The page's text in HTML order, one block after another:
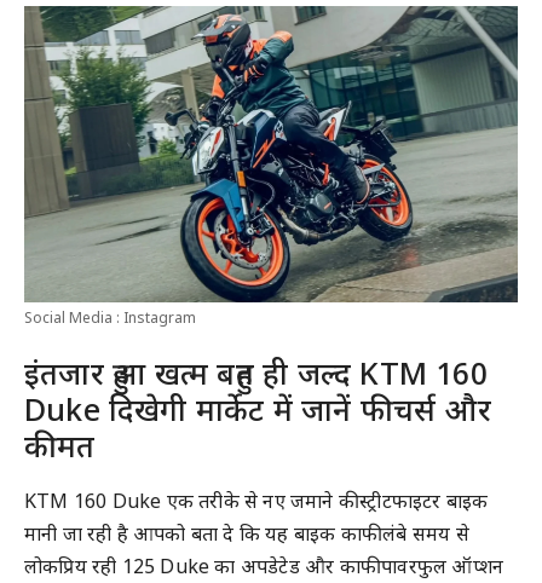
Social Media : Instagram
इंतजार हुआ खत्म बहुत ही जल्द KTM 160
Duke दिखेगी मार्केट में जानें फीचर्स और
कीमत
KTM 160 Duke एक तरीके से नए जमाने की स्ट्रीटफाइटर बाइक
मानी जा रही है आपको बता दे कि यह बाइक काफी लंबे समय से
लोकप्रिय रही 125 Duke का अपडेटेड और काफी पावरफुल ऑप्शन